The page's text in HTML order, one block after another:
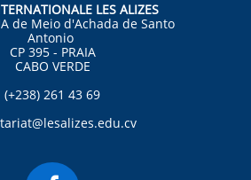
LES ALIZES
de Meio d'Achada de Santo
Antonio
CP 395 - PRAIA
CABO VERDE
(+238) 261 43 69